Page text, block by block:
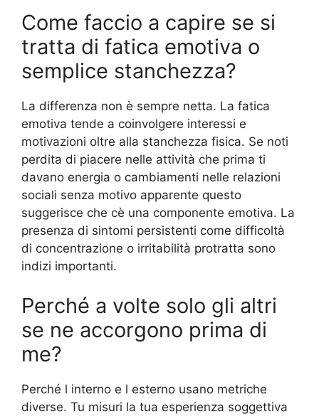
Come faccio a capire se si
tratta di fatica emotiva o
semplice stanchezza?
La differenza non è sempre netta. La fatica
emotiva tende a coinvolgere interessi e
motivazioni oltre alla stanchezza fisica. Se noti
perdita di piacere nelle attività che prima ti
davano energia o cambiamenti nelle relazioni
sociali senza motivo apparente questo
suggerisce che cè una componente emotiva. La
presenza di sintomi persistenti come difficoltà
di concentrazione o irritabilità protratta sono
indizi importanti.
Perché a volte solo gli altri
se ne accorgono prima di
me?
Perché l interno e l esterno usano metriche
diverse. Tu misuri la tua esperienza soggettiva